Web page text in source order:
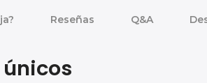
Reseñas Q&A